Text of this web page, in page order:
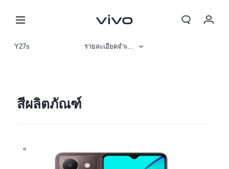
Y27s รายละเอียดจำเพาะ
สีผลิตภัณฑ์